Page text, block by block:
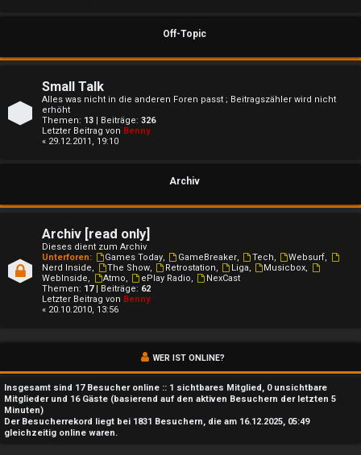
m
n
k
i
h
e
m
Off-Topic
Small Talk
Alles was nicht in die anderen Foren passt ; Beitragszähler wird nicht
erhöht
Themen: 13 | Beiträge: 326
Letzter Beitrag von Benny
« 29.12.2011, 19:10
Archiv
Archiv [read only]
Dieses dient zum Archiv
Unterforen:
Games Today, GameBreaker, Tech, Websurf,
Nerd Inside, The Show, Retrostation, Liga, Musicbox,
WebInside, Atmo, ePlay Radio,
NexCast
Themen: 17| Beiträge: 62
Letzter Beitrag von Benny
« 20.10.2010, 13:56
WER IST ONLINE?
Insgesamt sind 17Besucher online :: 1 sichtbares Mitglied, 0 unsichtbare
Mitglieder und 16 Gäste (basierend auf den aktiven Besuchern der letzten 5
Minuten)
Der Besucherrekord liegt bei 1831 Besuchern, die am 16.12.2025, 05:49
gleichzeitig online waren.